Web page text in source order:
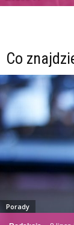
Co
Porady